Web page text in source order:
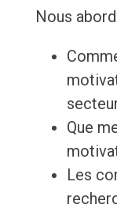
Nous
Que
Les